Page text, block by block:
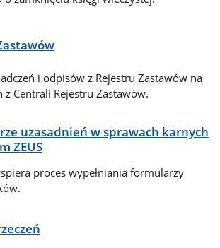
i odpisów z Rejestru Zastawów na
z Centrali Rejestru Zastawów.
uzasadnień w sprawach karnych
ZEUS
proces wypełniania formularzy